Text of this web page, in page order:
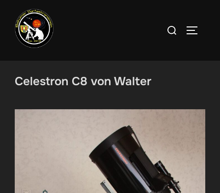
Inhalt
springen
Suchen
Celestron C8 von Walter